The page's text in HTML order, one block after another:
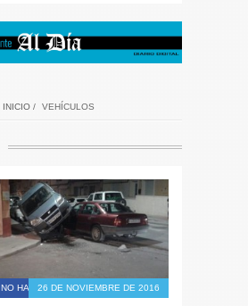
INICIO / VEHÍCULOS
NO HAY COMENTARIOS
26 DE NOVIEMBRE DE 2016